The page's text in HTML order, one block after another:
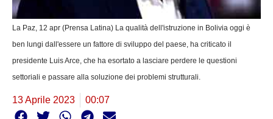
La Paz, 12 apr (Prensa Latina) La qualità dell'istruzione in Bolivia oggi è
ben lungi dall'essere un fattore di sviluppo del paese, ha criticato il
presidente Luis Arce, che ha esortato a lasciare perdere le questioni
settoriali e passare alla soluzione dei problemi strutturali.
13 Aprile 2023 00:07